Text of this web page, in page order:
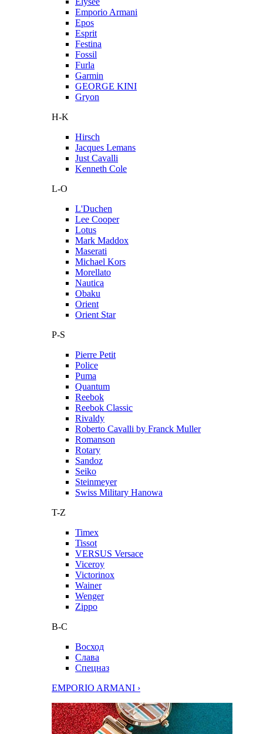
Emporio Armani
Epos
Esprit
Festina
Fossil
Furla
Garmin
GEORGE KINI
Gryon
H-K
Hirsch
Jacques Lemans
Just Cavalli
Kenneth Cole
L-O
L'Duchen
Lee Cooper
Lotus
Mark Maddox
Maserati
Michael Kors
Morellato
Nautica
Obaku
Orient
Orient Star
P-S
Pierre Petit
Police
Puma
Quantum
Reebok
Reebok Classic
Rivaldy
Roberto Cavalli by Franck Muller
Romanson
Rotary
Sandoz
Seiko
Steinmeyer
Swiss Military Hanowa
T-Z
Timex
Tissot
VERSUS Versace
Viceroy
Victorinox
Wainer
Wenger
Zippo
В-С
Восход
Слава
Спецназ
EMPORIO ARMANI ›